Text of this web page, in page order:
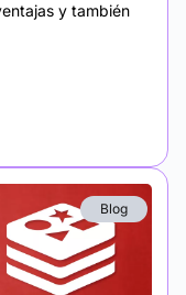
y también
Blog